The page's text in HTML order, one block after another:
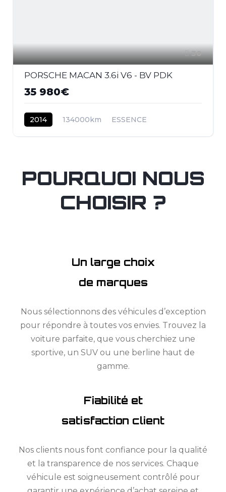
30
PORSCHE MACAN 3.6i V6 - BV PDK
35 980€
2014 134000km ESSENCE
POURQUOI NOUS
CHOISIR ?
Un large choix
de marques
Nous sélectionnons des véhicules d’exception
pour répondre à toutes vos envies. Trouvez la
voiture parfaite, que vous cherchiez une
sportive, un SUV ou une berline haut de
gamme.
Fiabilité et
satisfaction client
Nos clients nous font confiance pour la qualité
et la transparence de nos services. Chaque
véhicule est soigneusement contrôlé pour